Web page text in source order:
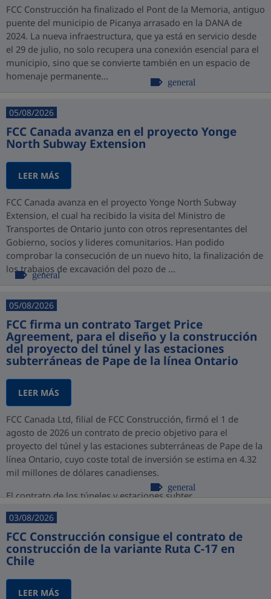
FCC Construcción ha finalizado el Pont de la Memoria, antiguo
puente del municipio de Picanya arrasado en la DANA de
2024. La nueva infraestructura, que ya está en servicio desde
el 29 de julio, no solo recupera una conexión esencial para el
municipio, sino que se convierte también en un espacio de
homenaje permanente...
general
05/08/2026
FCC Canada avanza en el proyecto Yonge
North Subway Extension
LEER MÁS
FCC Canada avanza en el proyecto Yonge North Subway
Extension, el cual ha recibido la visita del Ministro de
Transportes de Ontario junto con otros representantes del
Gobierno, socios y lideres comunitarios. Han podido
comprobar la consecución de un nuevo hito, la finalización de
los trabajos de excavación del pozo de ...
general
05/08/2026
FCC firma un contrato Target Price
Agreement, para el diseño y la construcción
del proyecto del túnel y las estaciones
subterráneas de Pape de la línea Ontario
LEER MÁS
FCC Canada Ltd, filial de FCC Construcción, firmó el 1 de
agosto de 2026 un contrato de precio objetivo para el
proyecto del túnel y las estaciones subterráneas de Pape de la
línea Ontario, cuyo coste total de inversión se estima en 4.32
mil millones de dólares canadienses.
El contrato de los túneles y estaciones subter...
general
03/08/2026
FCC Construcción consigue el contrato de
construcción de la variante Ruta C-17 en
Chile
LEER MÁS